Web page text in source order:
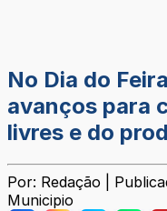
No Dia do
avanços para
livres e do
Por: Redação |
Municipio